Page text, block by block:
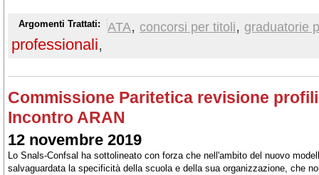
Argomenti Trattati: ATA, concorsi per titoli, graduatorie
professionali,
Commissione Paritetica revisione
Incontro ARAN
12 novembre 2019
Lo Snals-Confsal ha sottolineato con forza che nell'ambito del nuovo
salvaguardata la specificità della scuola e della sua organizzazione, che